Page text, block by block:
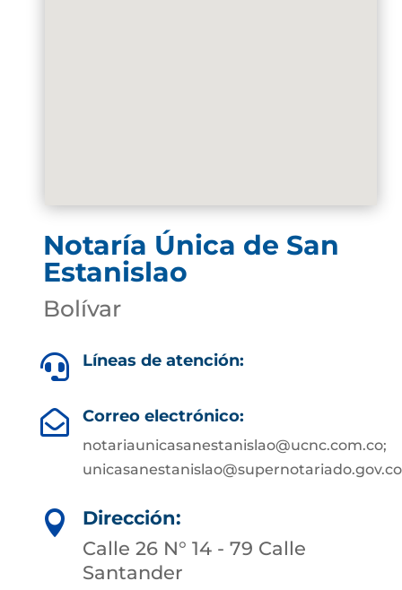
Notaría Única de San
Estanislao
Bolívar
 Líneas de atención:
 Correo electrónico:
notariaunicasanestanislao@ucnc.com.co;
unicasanestanislao@supernotariado.gov.co

Dirección:
Calle 26 N° 14 - 79 Calle
Santander